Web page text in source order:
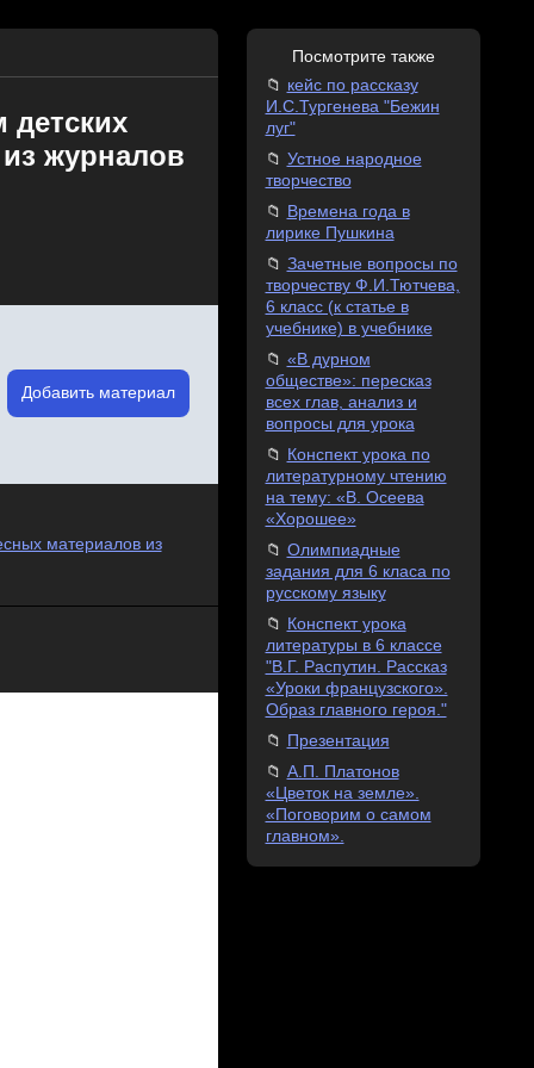
детских
журналов
Добавить материал
материалов из
Посмотрите также
кейс по рассказу
И.С.Тургенева "Бежин
луг"
Устное народное
творчество
Времена года в
лирике Пушкина
Зачетные вопросы по
творчеству Ф.И.Тютчева,
6 класс (к статье в
учебнике) в учебнике
«В дурном
обществе»: пересказ
всех глав, анализ и
вопросы для урока
Конспект урока по
литературному чтению
на тему: «В. Осеева
«Хорошее»
Олимпиадные
задания для 6 класа по
русскому языку
Конспект урока
литературы в 6 классе
"В.Г. Распутин. Рассказ
«Уроки французского».
Образ главного героя."
Презентация
А.П. Платонов
«Цветок на земле».
«Поговорим о самом
главном».